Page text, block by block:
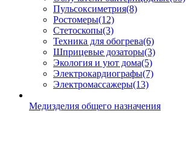
Пульсоксиметрия(8)
Ростомеры(12)
Стетоскопы(3)
Техника для обогрева(6)
Шприцевые дозаторы(3)
Экология и уют дома(5)
Электрокардиографы(7)
Электромассажеры(13)
Медизделия общего назначения